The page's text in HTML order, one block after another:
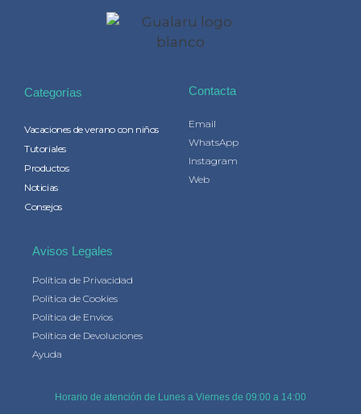
Categorías
Vacaciones de verano con niños
Tutoriales
Productos
Noticias
Consejos
Contacta
Email
WhatsApp
Instagram
Web
Avisos Legales
Política de Privacidad
Política de Cookies
Política de Envios
Política de Devoluciones
Ayuda
Horario de atención de Lunes a Viernes de 09:00 a 14:00